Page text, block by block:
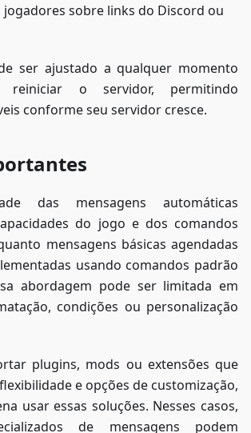
jogadores sobre links do Discord ou
ser ajustado a qualquer momento
reiniciar o servidor, permitindo
conforme seu servidor cresce.
das mensagens automáticas
do jogo e dos comandos
mensagens básicas agendadas
usando comandos padrão
abordagem pode ser limitada em
condições ou personalização
plugins, mods ou extensões que
e opções de customização,
usar essas soluções. Nesses casos,
de mensagens podem